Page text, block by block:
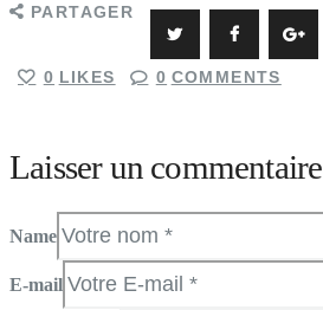
PARTAGER
0 LIKES 0 COMMENTS
Laisser un commentaire
Name
E-mail